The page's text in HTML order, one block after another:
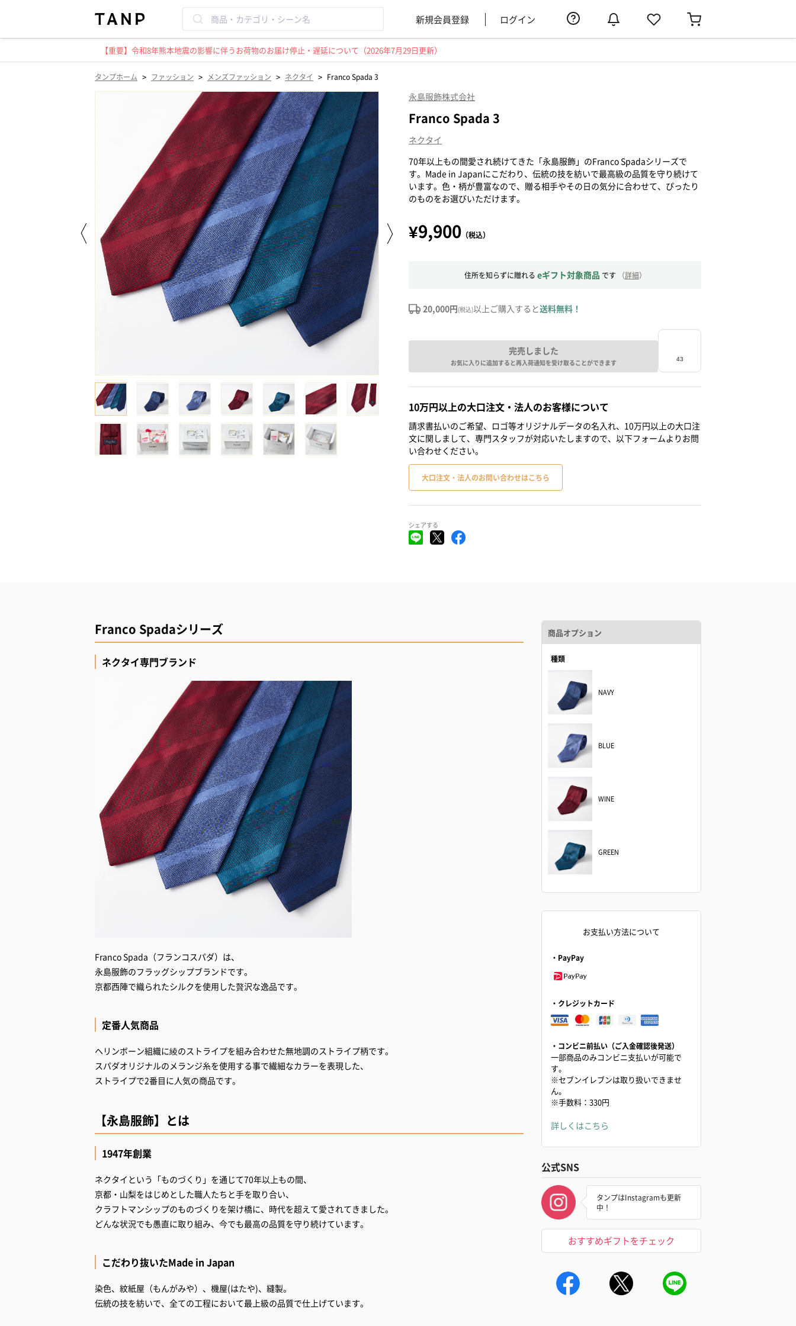
新規会員登録 ログイン
【重要】令和8年熊本地震の影響に伴うお荷物のお届け停止・遅延について（2026年7月29日更新）
タンプホーム > ファッション > メンズファッション > ネクタイ > Franco Spada 3
永島服飾株式会社
Franco Spada 3
ネクタイ
70年以上もの間愛され続けてきた「永島服飾」のFranco Spadaシリーズで
す。Made in Japanにこだわり、伝統の技を紡いで最高級の品質を守り続けて
います。色・柄が豊富なので、贈る相手やその日の気分に合わせて、ぴったり
のものをお選びいただけます。
¥9,900 （税込）
住所を知らずに贈れる eギフト対象商品 です （詳細）
20,000円(税込)以上ご購入すると送料無料！
完売しました
お気に入りに追加すると再入荷通知を受け取ることができます
10万円以上の大口注文・法人のお客様について
請求書払いのご希望、ロゴ等オリジナルデータの名入れ、10万円以上の大口注
文に関しまして、専門スタッフが対応いたしますので、以下フォームよりお問
い合わせください。
大口注文・法人のお問い合わせはこちら
シェアする
Franco Spadaシリーズ
ネクタイ専門ブランド
Franco Spada（フランコスパダ）は、
永島服飾のフラッグシップブランドです。
京都西陣で織られたシルクを使用した贅沢な逸品です。
定番人気商品
ヘリンボーン組織に綾のストライプを組み合わせた無地調のストライプ柄です。
スパダオリジナルのメランジ糸を使用する事で繊細なカラーを表現した、
ストライプで2番目に人気の商品です。
【永島服飾】とは
1947年創業
ネクタイという「ものづくり」を通じて70年以上もの間、
京都・山梨をはじめとした職人たちと手を取り合い、
クラフトマンシップのものづくりを架け橋に、時代を超えて愛されてきました。
どんな状況でも愚直に取り組み、今でも最高の品質を守り続けています。
こだわり抜いたMade in Japan
染色、紋紙屋（もんがみや）、機屋(はたや)、縫製。
伝統の技を紡いで、全ての工程において最上級の品質で仕上げています。
商品オプション
種類
NAVY
BLUE
WINE
GREEN
お支払い方法について
・PayPay
・クレジットカード
・コンビニ前払い（ご入金確認後発送）
一部商品のみコンビニ支払いが可能で
す。
※セブンイレブンは取り扱いできませ
ん。
※手数料：330円
詳しくはこちら
公式SNS
タンプはInstagramも更新
中！
おすすめギフトをチェック